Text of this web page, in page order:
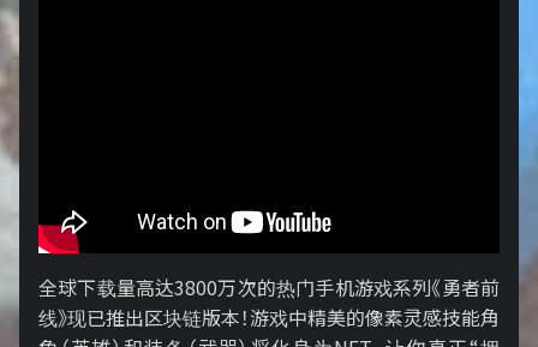
全球下载量高达3800万次的热门手机游戏系列《勇者前
线》现已推出区块链版本！游戏中精美的像素灵感技能角